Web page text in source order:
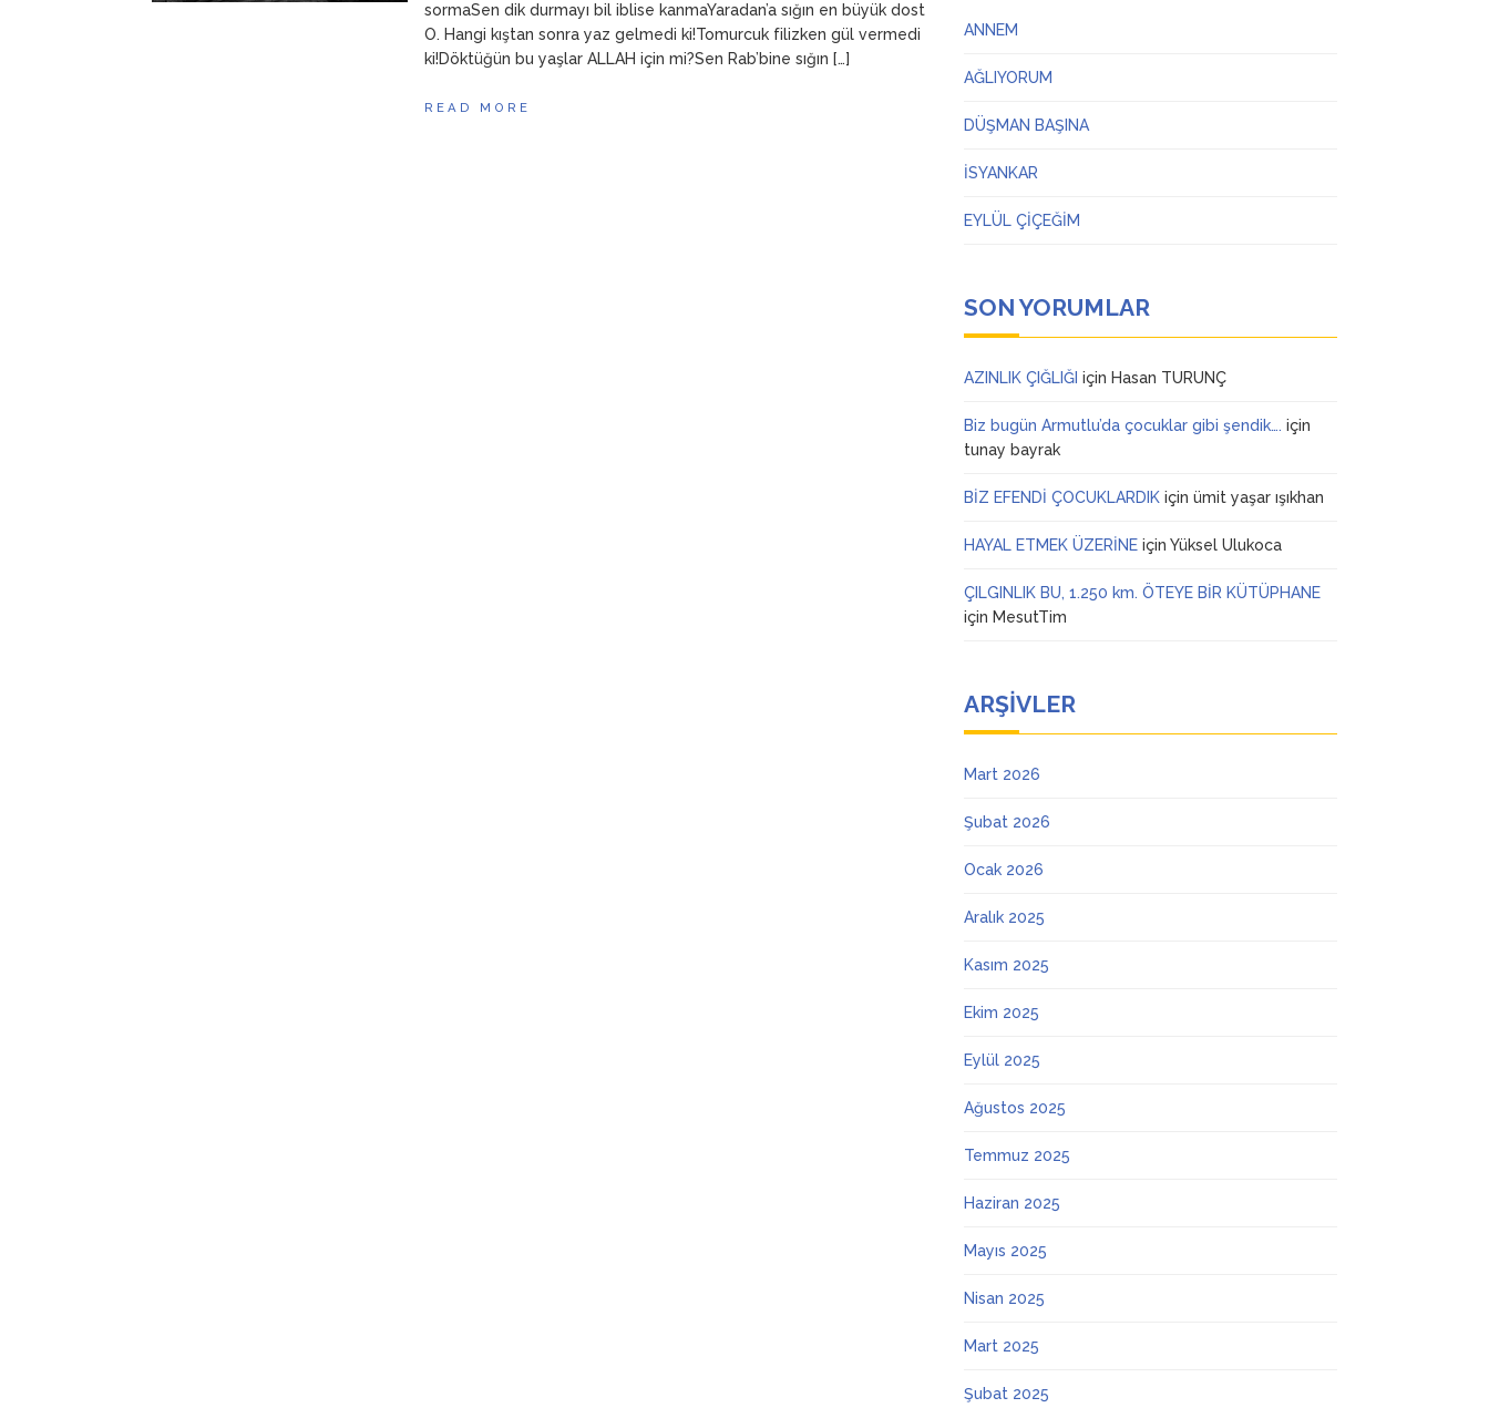
sormaSen dik durmayı bil iblise kanmaYaradan’a sığın en büyük dost
O. Hangi kıştan sonra yaz gelmedi ki!Tomurcuk filizken gül vermedi
ki!Döktüğün bu yaşlar ALLAH için mi?Sen Rab’bine sığın […]
READ MORE
ANNEM
AĞLIYORUM
DÜŞMAN BAŞINA
İSYANKAR
EYLÜL ÇİÇEĞİM
SON YORUMLAR
AZINLIK ÇIĞLIĞI için Hasan TURUNÇ
Biz bugün Armutlu’da çocuklar gibi şendik…. için
tunay bayrak
BİZ EFENDİ ÇOCUKLARDIK içinümit yaşar ışıkhan
HAYAL ETMEK ÜZERİNE içinYüksel Ulukoca
ÇILGINLIK BU, 1.250 km. ÖTEYE BİR KÜTÜPHANE
için MesutTim
ARŞIVLER
Mart 2026
Şubat 2026
Ocak 2026
Aralık 2025
Kasım 2025
Ekim 2025
Eylül 2025
Ağustos 2025
Temmuz 2025
Haziran 2025
Mayıs 2025
Nisan 2025
Mart 2025
Şubat 2025